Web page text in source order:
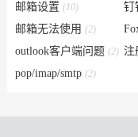
邮箱设置 (10) 钉
邮箱无法使用 (2)
outlook客户端问题 (2) 注
pop/imap/smtp (2)